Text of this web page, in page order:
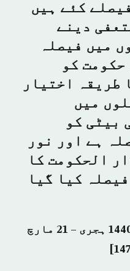
کئے ہیں
دینے
میں فیصلہ
کو
طریقہ اختیار
میں
بیٹی کو
ہے اور نور
الحکومت کا
کیا گیا
جمعرات 14 رجب المرجب 1440 ہجری – 21 مارچ